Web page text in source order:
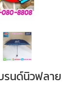
รนด์นิวฟลาย